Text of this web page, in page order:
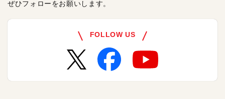
ぜひフォローをお願いします。
FOLLOW US